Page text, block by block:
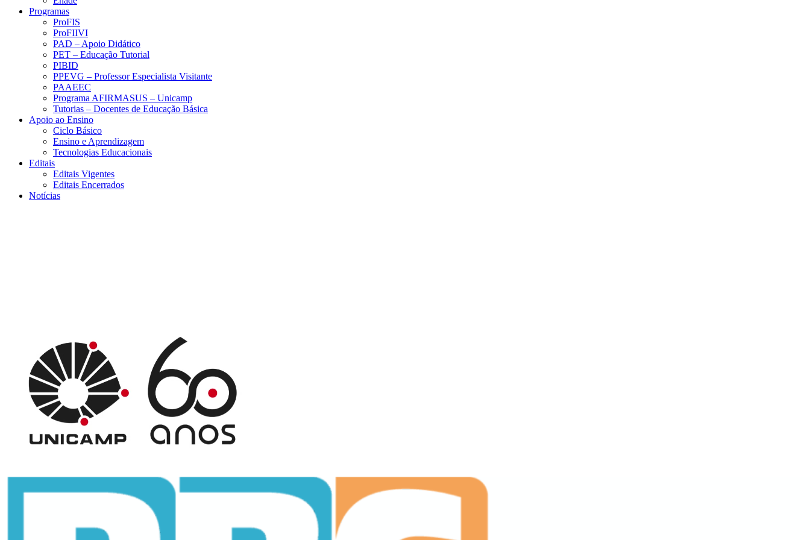
Programas
ProFIS
ProFIIVI
PAD – Apoio Didático
PET – Educação Tutorial
PIBID
PPEVG – Professor Especialista Visitante
PAAEEC
Programa AFIRMASUS – Unicamp
Tutorias – Docentes de Educação Básica
Apoio ao Ensino
Ciclo Básico
Ensino e Aprendizagem
Tecnologias Educacionais
Editais
Editais Vigentes
Editais Encerrados
Notícias